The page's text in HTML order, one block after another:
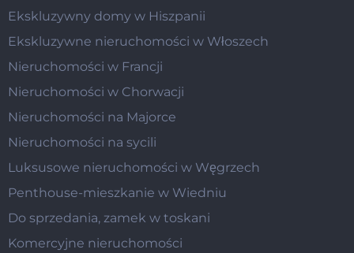
Ekskluzywny domy w Hiszpanii
Ekskluzywne nieruchomości w Włoszech
Nieruchomości w Francji
Nieruchomości w Chorwacji
Nieruchomości na Majorce
Nieruchomości na sycili
Luksusowe nieruchomości w Węgrzech
Penthouse-mieszkanie w Wiedniu
Do sprzedania, zamek w toskani
Komercyjne nieruchomości